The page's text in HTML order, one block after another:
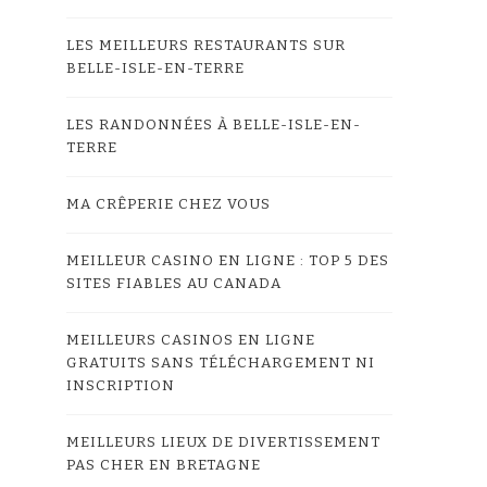
LES MEILLEURS RESTAURANTS SUR
BELLE-ISLE-EN-TERRE
LES RANDONNÉES À BELLE-ISLE-EN-
TERRE
MA CRÊPERIE CHEZ VOUS
MEILLEUR CASINO EN LIGNE : TOP 5 DES
SITES FIABLES AU CANADA
MEILLEURS CASINOS EN LIGNE
GRATUITS SANS TÉLÉCHARGEMENT NI
INSCRIPTION
MEILLEURS LIEUX DE DIVERTISSEMENT
PAS CHER EN BRETAGNE